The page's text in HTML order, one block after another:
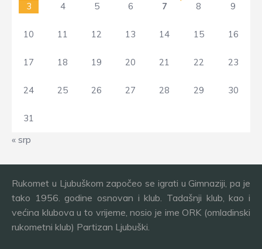
3 4 5 6 7 8 9
10 11 12 13 14 15 16
17 18 19 20 21 22 23
24 25 26 27 28 29 30
31
« srp
Rukomet u Ljubuškom započeo se igrati u Gimnaziji, pa je
tako 1956. godine osnovan i klub. Tadašnji klub, kao i
većina klubova u to vrijeme, nosio je ime ORK (omladinski
rukometni klub) Partizan Ljubuški.